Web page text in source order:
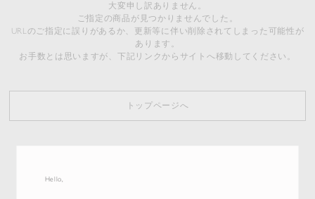
Hello,
大変申し訳ありません。
ご指定の商品が見つかりませんでした。
URLのご指定に誤りがあるか、更新等に伴い削除されてしまった可能性が
あります。
お手数とは思いますが、下記リンクからサイトへ移動してください。
トップページへ